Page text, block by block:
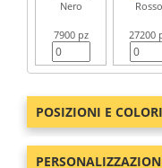
Nero
7900 pz
Rosso
27200
POSIZIONI E